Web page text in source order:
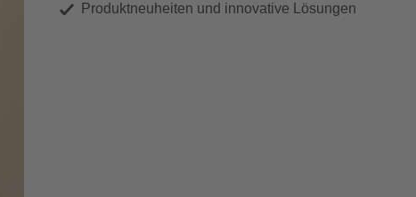
Produktneuheiten und innovative Lösungen